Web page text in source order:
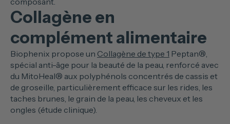
Collagène en
complément alimentaire
Biophenix propose un Collagène de type 1 Peptan®,
spécial anti-âge pour la beauté de la peau, renforcé avec
du MitoHeal® aux polyphénols concentrés de cassis et
de groseille, particulièrement efficace sur les rides, les
taches brunes, le grain de la peau, les cheveux et les
ongles (étude clinique).